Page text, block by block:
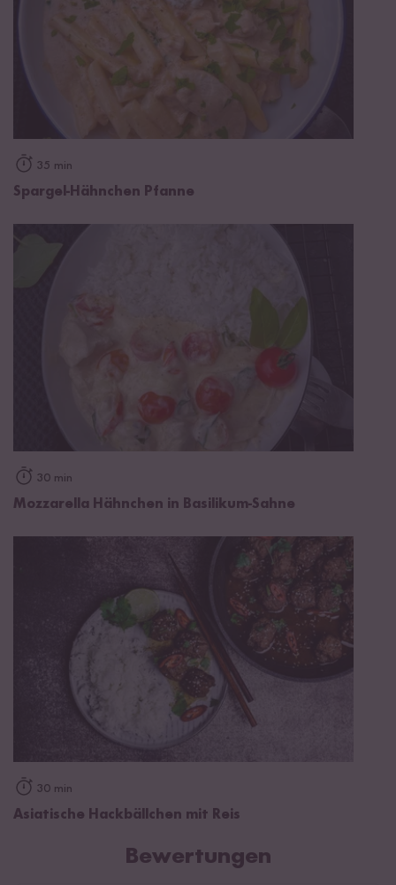
35 min
Spargel-Hähnchen Pfanne
30 min
Mozzarella Hähnchen in Basilikum-Sahne
30 min
Asiatische Hackbällchen mit Reis
Bewertungen